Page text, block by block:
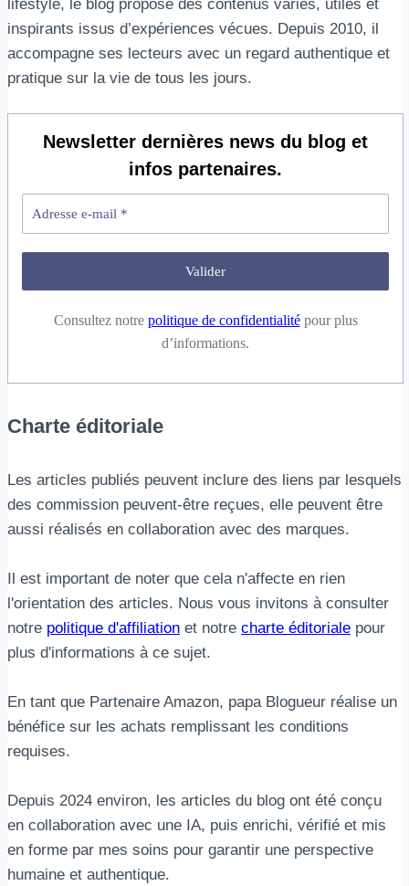
lifestyle, le blog propose des contenus variés, utiles et
inspirants issus d’expériences vécues. Depuis 2010, il
accompagne ses lecteurs avec un regard authentique et
pratique sur la vie de tous les jours.
Newsletter dernières news du blog et
infos partenaires.
Consultez notre politique de confidentialitépour plus
d’informations.
Charte éditoriale
Les articles publiés peuvent inclure des liens par lesquels
des commission peuvent-être reçues, elle peuvent être
aussi réalisés en collaboration avec des marques.
Il est important de noter que cela n'affecte en rien
l'orientation des articles. Nous vous invitons à consulter
notre politique d'affiliation et notre charte éditoriale pour
plus d'informations à ce sujet.
En tant que Partenaire Amazon, papa Blogueur réalise un
bénéfice sur les achats remplissant les conditions
requises.
Depuis 2024 environ, les articles du blog ont été conçu
en collaboration avec une IA, puis enrichi, vérifié et mis
en forme par mes soins pour garantir une perspective
humaine et authentique.